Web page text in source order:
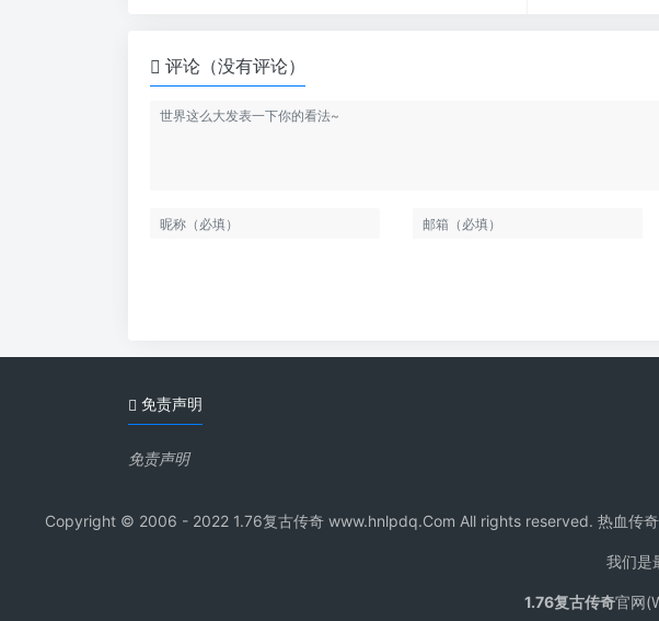
评论（没有评论）
免责声明
免责声明
Copyright © 2006 - 2022 1.76复古传奇 www.hnlpdq.Com All rights reserved. 热血传奇
我们是
1.76复古传奇官网